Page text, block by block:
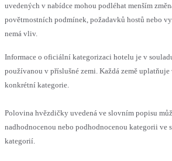
uvedených v nabídce mohou podléhat menším
povětrnostních podmínek, požadavků hostů nebo
nemá vliv.
Informace o oficiální kategorizaci hotelu je v
používanou v příslušné zemi. Každá země
konkrétní kategorie.
Polovina hvězdičky uvedená ve slovním popisu
nadhodnocenou nebo podhodnocenou kategorii ve
kategorií.